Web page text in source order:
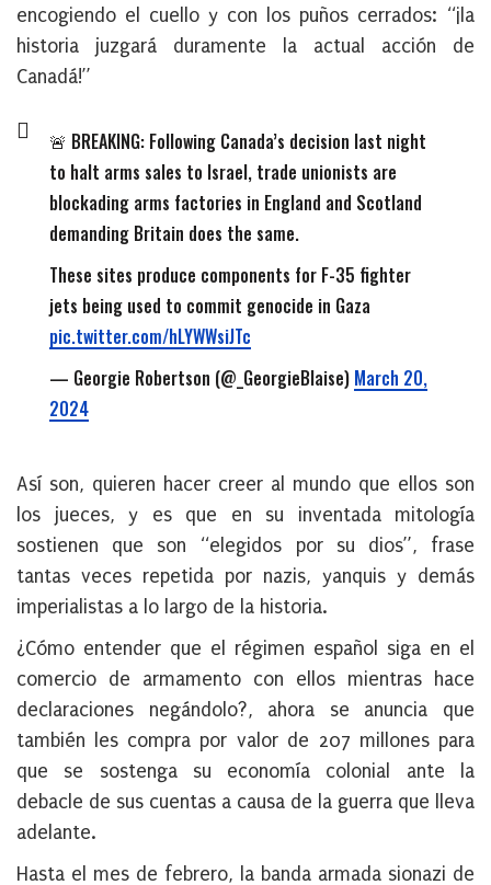
encogiendo el cuello y con los puños cerrados: “¡la
historia juzgará duramente la actual acción de
Canadá!”
🚨 BREAKING: Following Canada’s decision last night
to halt arms sales to Israel, trade unionists are
blockading arms factories in England and Scotland
demanding Britain does the same.
These sites produce components for F-35 fighter
jets being used to commit genocide in Gaza
pic.twitter.com/hLYWWsiJTc
— Georgie Robertson (@_GeorgieBlaise) March 20,
2024
Así son, quieren hacer creer al mundo que ellos son
los jueces, y es que en su inventada mitología
sostienen que son “elegidos por su dios”, frase
tantas veces repetida por nazis, yanquis y demás
imperialistas a lo largo de la historia.
¿Cómo entender que el régimen español siga en el
comercio de armamento con ellos mientras hace
declaraciones negándolo?, ahora se anuncia que
también les compra por valor de 207 millones para
que se sostenga su economía colonial ante la
debacle de sus cuentas a causa de la guerra que lleva
adelante.
Hasta el mes de febrero, la banda armada sionazi de